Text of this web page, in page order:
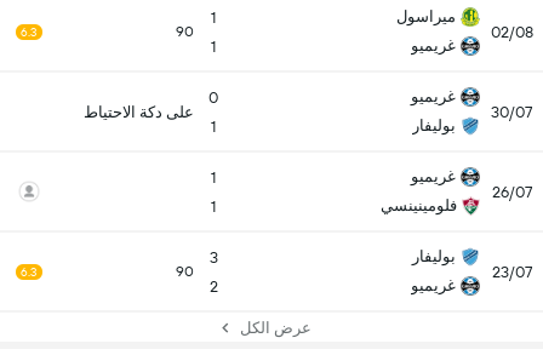
02/08
ميراسول
غريميو
1
1
90
6.3
30/07
غريميو
بوليفار
0
1
على دكة الاحتياط
26/07
غريميو
فلومينينسي
1
1
23/07
بوليفار
غريميو
3
2
90
6.3
عرض الكل